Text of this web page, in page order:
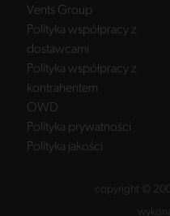
Vents Group
Polityka współpracy z
dostawcami
Polityka współpracy z
kontrahentem
OWD
Polityka prywatności
Polityka jakości
copyright ©